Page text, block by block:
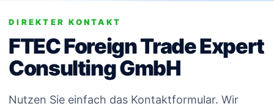
DIREKTER KONTAKT
FTEC Foreign Trade Expert
Consulting GmbH
Nutzen Sie einfach das Kontaktformular. Wir